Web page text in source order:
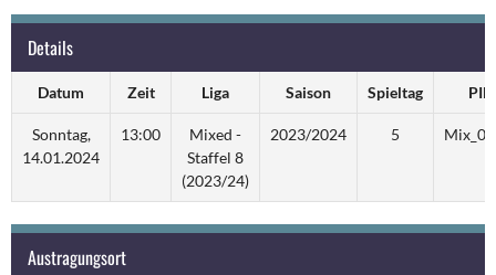
Details
Datum Zeit Liga Saison Spieltag PIN
Sonntag,
14.01.2024
13:00
Mixed -
Staffel 8
(2023/24)
2023/2024 5
Austragungsort